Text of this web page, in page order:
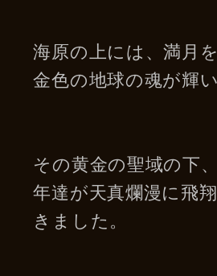
海原の上には、満月
金色の地球の魂が輝
その黄金の聖域の下
年達が天真爛漫に飛
きました。